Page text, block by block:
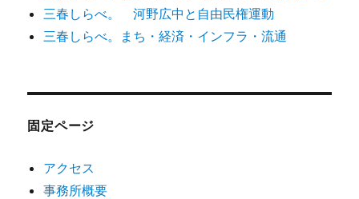
三春しらべ。 河野広中と自由民権運動
三春しらべ。まち・経済・インフラ・流通
固定ページ
アクセス
事務所概要